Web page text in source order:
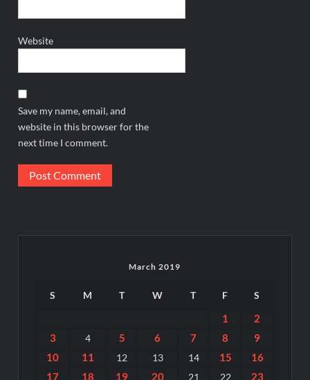
Website
Save my name, email, and
website in this browser for the
next time I comment.
March 2019
S M T W T F S
1
2
3
4 5 6 7 8
9
10
11 12 13 14 15
16
17
18 19 20 21 22 23